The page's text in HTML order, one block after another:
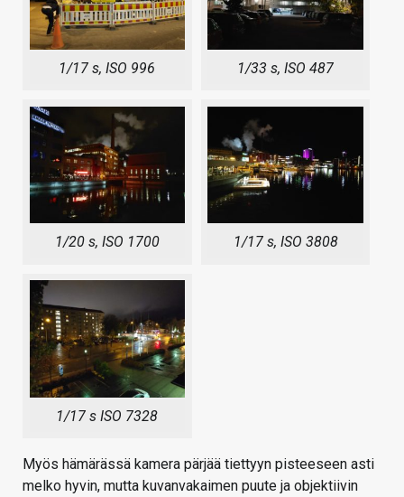
1/17 s, ISO 996 1/33 s, ISO 487
1/20 s, ISO 1700 1/17 s, ISO 3808
1/17 s ISO 7328
Myös hämärässä kamera pärjää tiettyyn pisteeseen asti
melko hyvin, mutta kuvanvakaimen puute ja objektiivin